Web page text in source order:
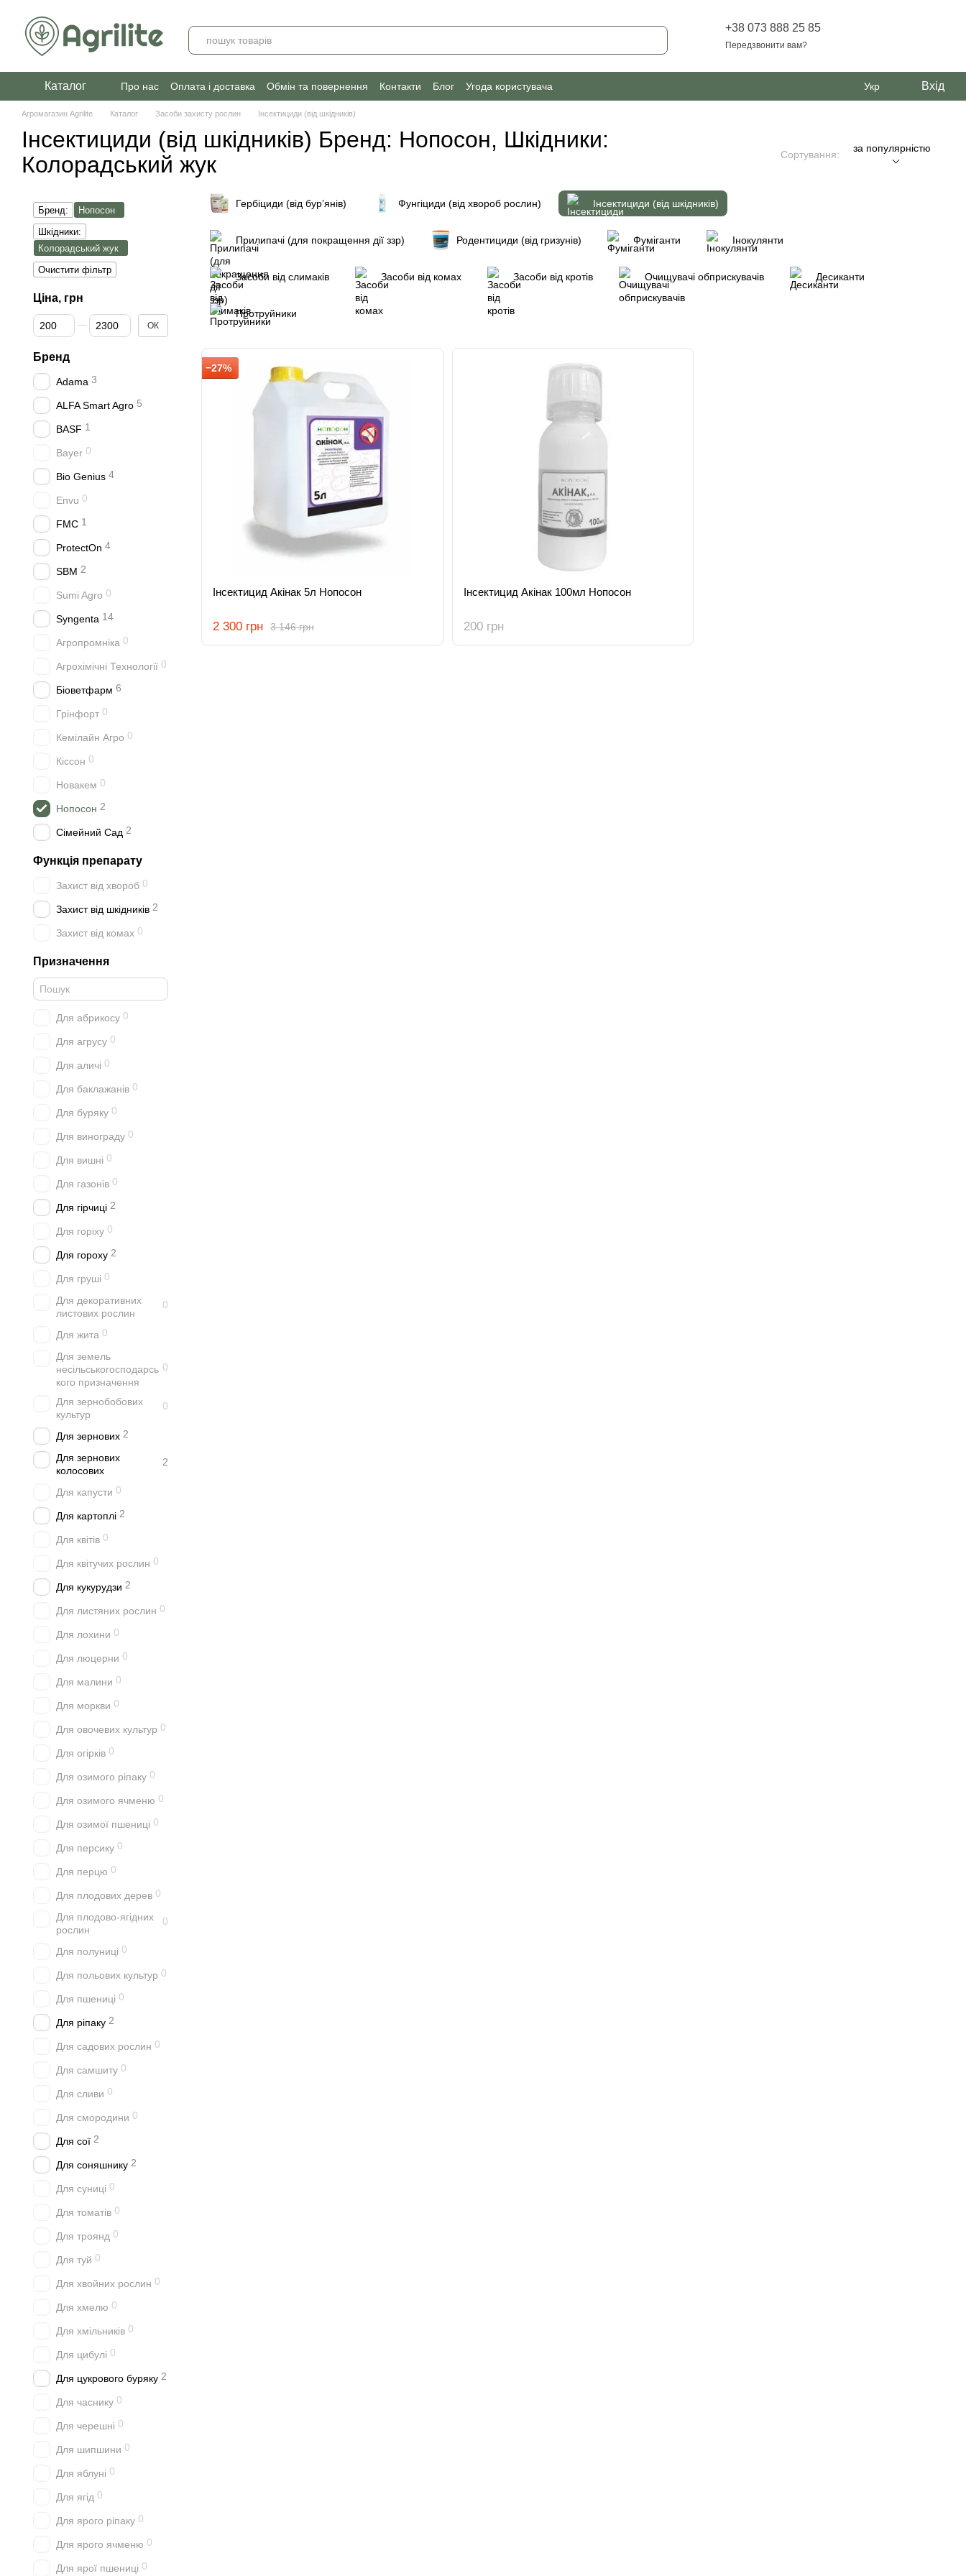
+38 073 888 25 85
Передзвонити вам?
Каталог Про нас Оплата і доставка Обмін та повернення Контакти Блог Угода користувача Укр Вхід
Агромагазин Agrilite Каталог Засоби захисту рослин Інсектициди (від шкідників)
Інсектициди (від шкідників) Бренд: Нопосон, Шкідники:
Колорадський жук
Сортування:
за популярністю
Гербіциди (від бурʼянів) Фунгіциди (від хвороб рослин) Інсектициди (від шкідників)
Прилипачі (для покращення дії ззр) Родентициди (від гризунів) Фуміганти Інокулянти
Засоби від слимаків Засоби від комах Засоби від кротів Очищувачі обприскувачів Десиканти
Протруйники
−27%
Інсектицид Акінак 5л Нопосон
3 146 грн
2 300 грн
Інсектицид Акінак 100мл Нопосон
200 грн
Бренд:
Нопосон
Шкідники:
Колорадський жук
Очистити фільтр
Ціна, грн
Від Ціна, грн
До Ціна, грн ОК
Бренд
Adama 3
ALFA Smart Agro 5
BASF 1
Bayer 0
Bio Genius 4
Envu 0
FMC 1
ProtectOn 4
SBM 2
Sumi Agro 0
Syngenta 14
Агропромніка 0
Агрохімічні Технології 0
Біоветфарм 6
Грінфорт 0
Кемілайн Агро 0
Кіссон 0
Новакем 0
Нопосон 2
Сімейний Сад 2
Функція препарату
Захист від хвороб 0
Захист від шкідників 2
Захист від комах 0
Призначення
Для абрикосу 0
Для агрусу 0
Для аличі 0
Для баклажанів 0
Для буряку 0
Для винограду 0
Для вишні 0
Для газонів 0
Для гірчиці 2
Для горіху 0
Для гороху 2
Для груші 0
Для декоративних
листових рослин
0
Для жита 0
Для земель
несільськогосподарсь
кого призначення
0
Для зернобобових
культур
0
Для зернових 2
Для зернових
колосових
2
Для капусти 0
Для картоплі 2
Для квітів 0
Для квітучих рослин 0
Для кукурудзи 2
Для листяних рослин 0
Для лохини 0
Для люцерни 0
Для малини 0
Для моркви 0
Для овочевих культур 0
Для огірків 0
Для озимого ріпаку 0
Для озимого ячменю 0
Для озимої пшениці 0
Для персику 0
Для перцю 0
Для плодових дерев 0
Для плодово-ягідних
рослин
0
Для полуниці 0
Для польових культур 0
Для пшениці 0
Для ріпаку 2
Для садових рослин 0
Для самшиту 0
Для сливи 0
Для смородини 0
Для сої 2
Для соняшнику 2
Для суниці 0
Для томатів 0
Для троянд 0
Для туй 0
Для хвойних рослин 0
Для хмелю 0
Для хмільників 0
Для цибулі 0
Для цукрового буряку 2
Для часнику 0
Для черешні 0
Для шипшини 0
Для яблуні 0
Для ягід 0
Для ярого ріпаку 0
Для ярого ячменю 0
Для ярої пшениці 0